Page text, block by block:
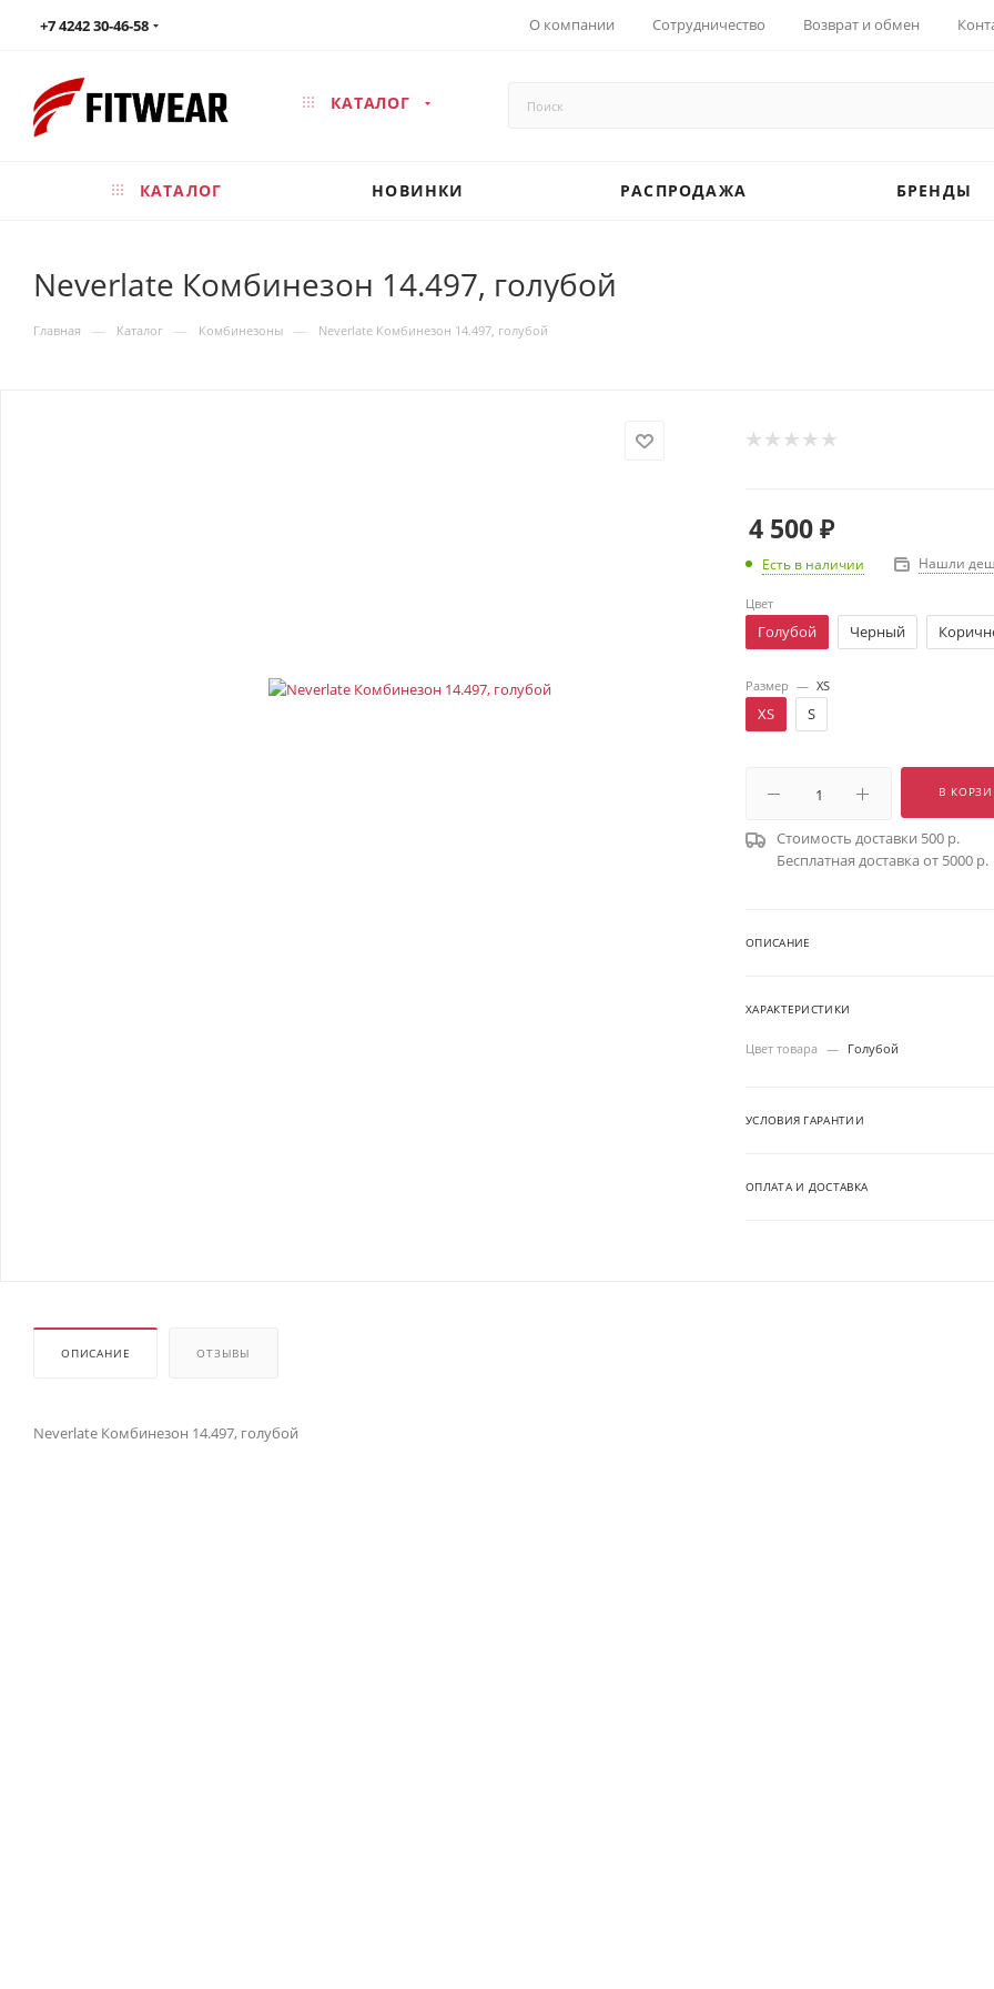
+7 4242 30-46-58 О компании Сотрудничество Возврат и обмен
КАТАЛОГ
КАТАЛОГ НОВИНКИ РАСПРОДАЖА БРЕНДЫ
Neverlate Комбинезон 14.497, голубой
Главная — Каталог — Комбинезоны — Neverlate Комбинезон 14.497, голубой
4 500₽
Есть в наличии Нашли
Цвет
Голубой Черный
Размер — XS
XS S
В
Стоимость доставки 500 р.
Бесплатная доставка от 5000 р.
ОПИСАНИЕ
ХАРАКТЕРИСТИКИ
Цвет товара — Голубой
УСЛОВИЯ ГАРАНТИИ
ОПЛАТА И ДОСТАВКА
ОПИСАНИЕ ОТЗЫВЫ
Neverlate Комбинезон 14.497, голубой